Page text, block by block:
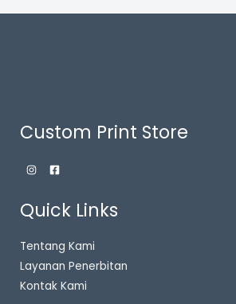
Custom Print Store
Quick Links
Tentang Kami
Layanan Penerbitan
Kontak Kami